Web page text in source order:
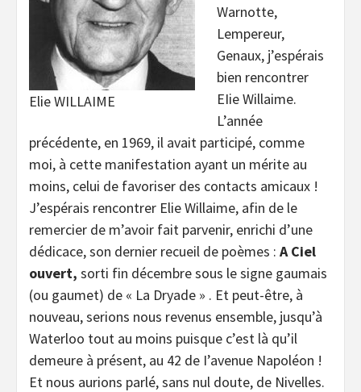
Elie WILLAIME
Warnotte,
Lempereur,
Genaux, j’espérais
bien rencontrer
EIie Willaime.
L’année
précédente, en 1969, il avait participé, comme
moi, à cette manifestation ayant un mérite au
moins, celui de favoriser des contacts amicaux !
J’espérais rencontrer Elie Willaime, afin de le
remercier de m’avoir fait parvenir, enrichi d’une
dédicace, son dernier recueil de poèmes : A Ciel
ouvert, sorti fin décembre sous le signe gaumais
(ou gaumet) de « La Dryade » . Et peut-être, à
nouveau, serions nous revenus ensemble, jusqu’à
Waterloo tout au moins puisque c’est là qu’il
demeure à présent, au 42 de I’avenue Napoléon !
Et nous aurions parlé, sans nul doute, de Nivelles.